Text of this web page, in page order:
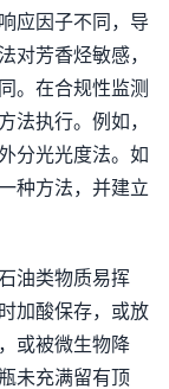
应因子不同，导
对芳香烃敏感，
。在合规性监测
法执行。例如，
分光光度法。如
种方法，并建立
油类物质易挥
加酸保存，或放
或被微生物降
未充满留有顶